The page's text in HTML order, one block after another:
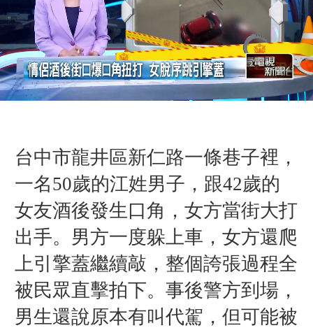
台中市龍井區新仁路一條巷子裡，
一名50歲的江姓男子，跟42歲的
女友酒後發生口角，女方當街大打
出手。男方一度躲上車，女方還爬
上引擎蓋繼續敲，整個誇張過程全
被民眾直擊拍下。事後警方到場，
男生還說原本有叫代駕，但可能被